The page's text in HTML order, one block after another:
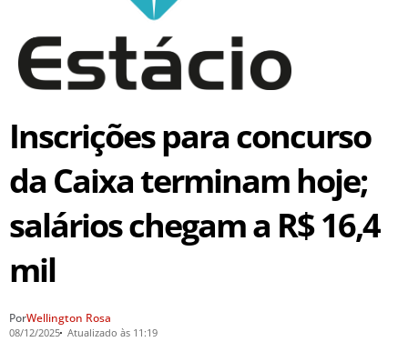
Inscrições para concurso
da Caixa terminam hoje;
salários chegam a R$ 16,4
mil
PorWellington Rosa
08/12/2025 Atualizado às 11:19